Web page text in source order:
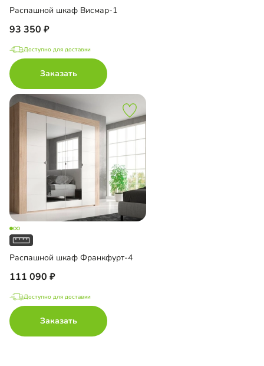
Распашной шкаф Висмар-1
93 350
Доступно для доставки
Заказать
Распашной шкаф Франкфурт-4
111 090
Доступно для доставки
Заказать